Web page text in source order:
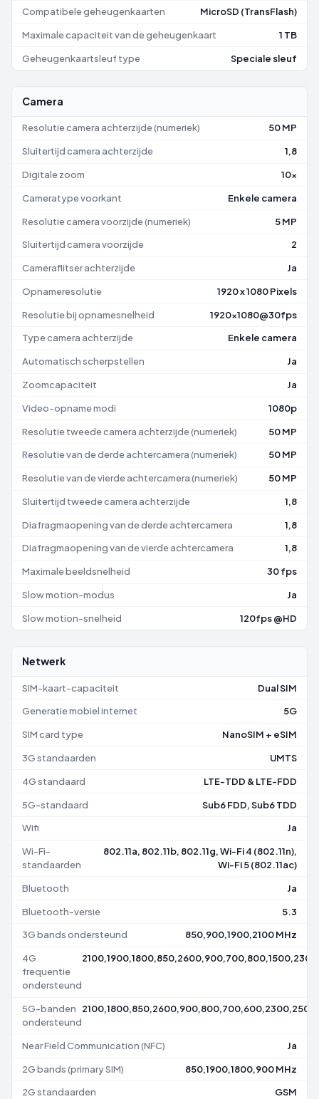
Compatibele geheugenkaarten MicroSD (TransFlash)
Maximale capaciteit van de geheugenkaart 1 TB
Geheugenkaartsleuf type Speciale sleuf
Camera
Resolutie camera achterzijde (numeriek) 50 MP
Sluitertijd camera achterzijde 1,8
Digitale zoom 10x
Cameratype voorkant Enkele camera
Resolutie camera voorzijde (numeriek) 5 MP
Sluitertijd camera voorzijde 2
Cameraflitser achterzijde Ja
Opnameresolutie 1920 x 1080 Pixels
Resolutie bij opnamesnelheid 1920x1080@30fps
Type camera achterzijde Enkele camera
Automatisch scherpstellen Ja
Zoomcapaciteit Ja
Video-opname modi 1080p
Resolutie tweede camera achterzijde (numeriek) 50 MP
Resolutie van de derde achtercamera (numeriek) 50 MP
Resolutie van de vierde achtercamera (numeriek) 50 MP
Sluitertijd tweede camera achterzijde 1,8
Diafragmaopening van de derde achtercamera 1,8
Diafragmaopening van de vierde achtercamera 1,8
Maximale beeldsnelheid 30 fps
Slow motion-modus Ja
Slow motion-snelheid 120fps @HD
Netwerk
SIM-kaart-capaciteit Dual SIM
Generatie mobiel internet 5G
SIM card type NanoSIM + eSIM
3G standaarden UMTS
4G standaard LTE-TDD & LTE-FDD
5G-standaard Sub6 FDD, Sub6 TDD
Wifi Ja
Wi-Fi-
standaarden
802.11a, 802.11b, 802.11g, Wi-Fi 4 (802.11n),
Wi-Fi 5 (802.11ac)
Bluetooth Ja
Bluetooth-versie 5.3
3G bands ondersteund 850,900,1900,2100 MHz
4G
frequentie
ondersteund
5G-banden
ondersteund
Near Field Communication (NFC) Ja
2G bands (primary SIM) 850,1900,1800,900 MHz
2G standaarden GSM